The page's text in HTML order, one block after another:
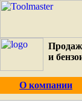
и
О компании